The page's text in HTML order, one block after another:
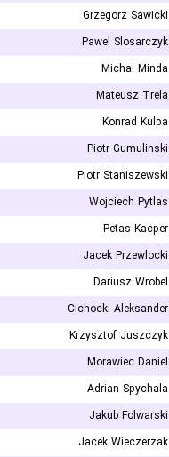
Grzegorz Sawicki
Pawel Slosarczyk
Michal Minda
Mateusz Trela
Konrad Kulpa
Piotr Gumulinski
Piotr Staniszewski
Wojciech Pytlas
Petas Kacper
Jacek Przewlocki
Dariusz Wrobel
Cichocki Aleksander
Krzysztof Juszczyk
Morawiec Daniel
Adrian Spychala
Jakub Folwarski
Jacek Wieczerzak